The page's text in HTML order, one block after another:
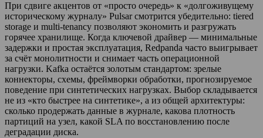
При сдвиге акцентов от «просто очередь» к «долгоживущему
историческому журналу» Pulsar смотрится убедительно: tiered
storage и multi-tenancy позволяют экономить и разгружать
горячее хранилище. Когда ключевой драйвер — минимальные
задержки и простая эксплуатация, Redpanda часто выигрывает
за счёт монолитности и снимает часть операционной
нагрузки. Kafka остаётся золотым стандартом: зрелые
коннекторы, схемы, фреймворки обработки, прогнозируемое
поведение при синтетических нагрузках. Выбор складывается
не из «кто быстрее на синтетике», а из общей архитектуры:
сколько продержать данные в журнале, какова плотность
партиций на узел, какой SLA по восстановлению после
деградации диска.